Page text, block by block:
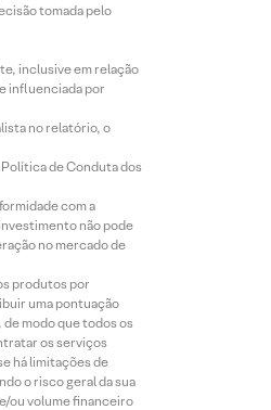
tomada pelo
inclusive em relação
influenciada por
no relatório, o
de Conduta dos
com a
não pode
no mercado de
produtos por
uma pontuação
modo que todos os
os serviços
há limitações de
o risco geral da sua
ou volume financeiro